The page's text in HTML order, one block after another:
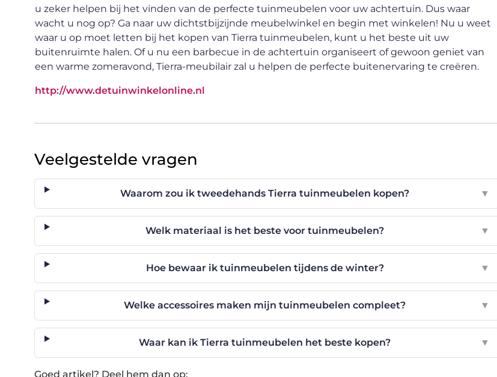
u zeker helpen bij het vinden van de perfecte tuinmeubelen voor uw achtertuin. Dus waar
wacht u nog op? Ga naar uw dichtstbijzijnde meubelwinkel en begin met winkelen! Nu u weet
waar u op moet letten bij het kopen van Tierra tuinmeubelen, kunt u het beste uit uw
buitenruimte halen. Of u nu een barbecue in de achtertuin organiseert of gewoon geniet van
een warme zomeravond, Tierra-meubilair zal u helpen de perfecte buitenervaring te creëren.
http://www.detuinwinkelonline.nl
Veelgestelde vragen
Waarom zou ik tweedehands Tierra tuinmeubelen kopen? ▼
Welk materiaal is het beste voor tuinmeubelen? ▼
Hoe bewaar ik tuinmeubelen tijdens de winter? ▼
Welke accessoires maken mijn tuinmeubelen compleet? ▼
Waar kan ik Tierra tuinmeubelen het beste kopen? ▼
Goed artikel? Deel hem dan op: